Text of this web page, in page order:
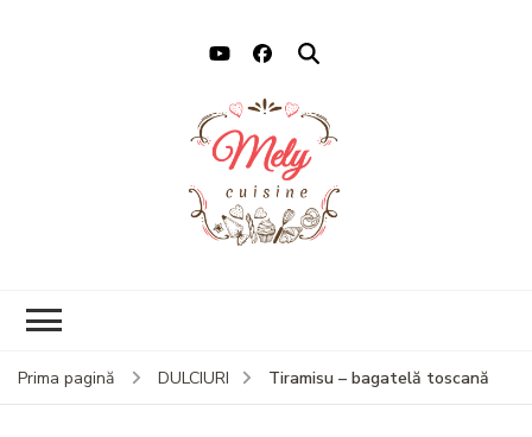
Prima pagină DULCIURI Tiramisu – bagatelă toscană